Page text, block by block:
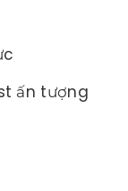
ấn tượng